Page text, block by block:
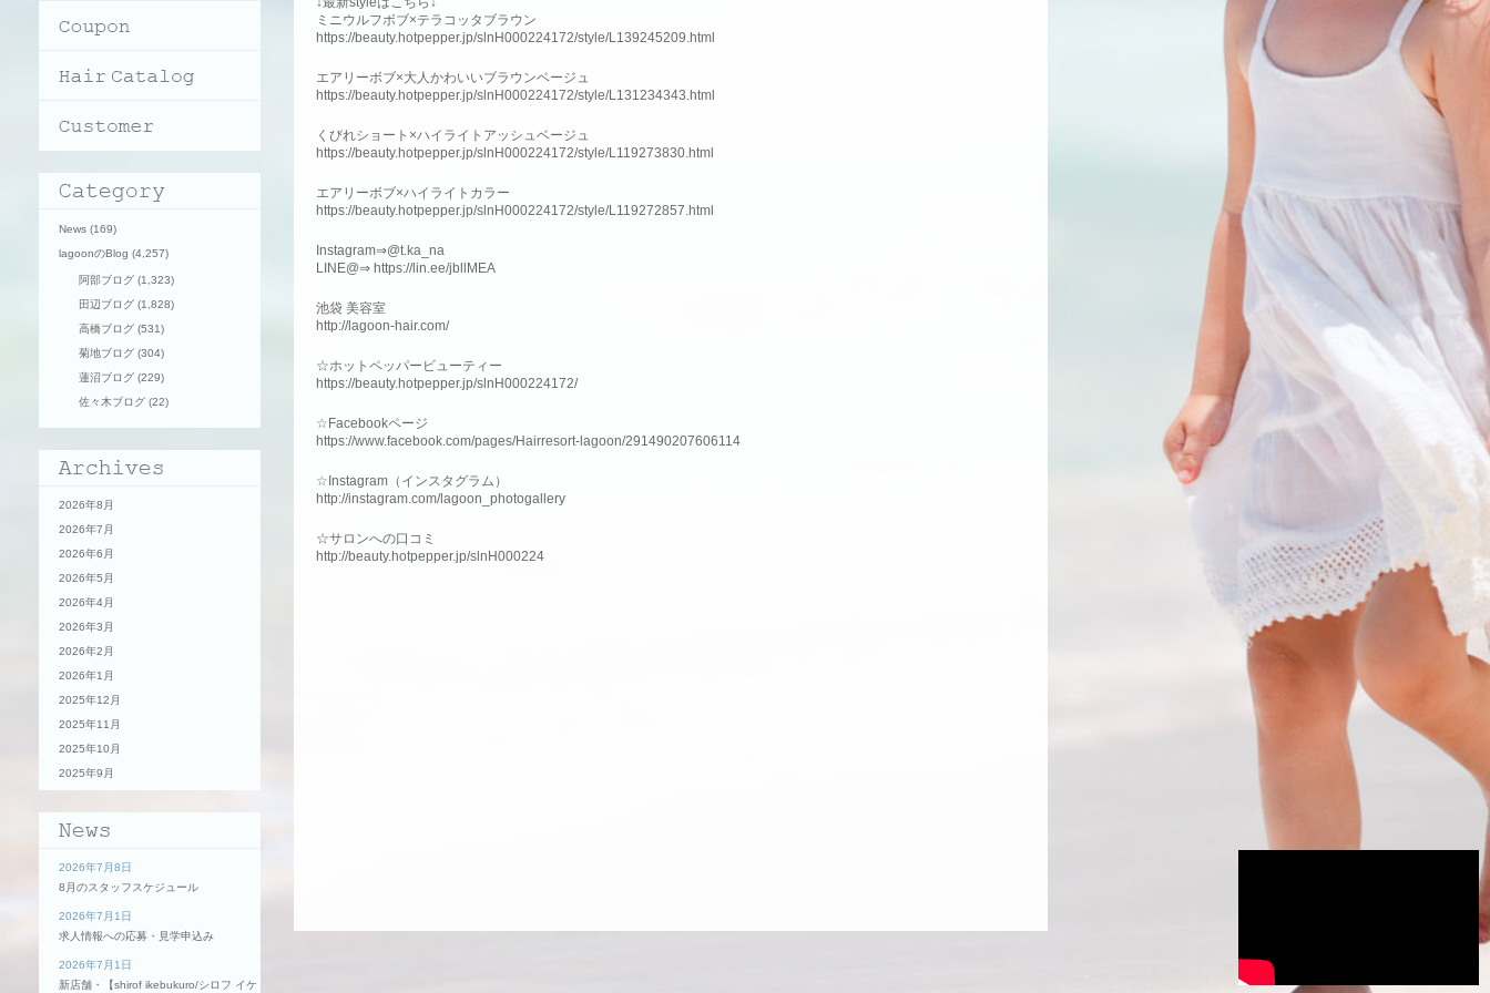
ミニウルフボブ×テラコッタブラウン
https://beauty.hotpepper.jp/slnH000224172/style/L139245209.html
エアリーボブ×大人かわいいブラウンベージュ
https://beauty.hotpepper.jp/slnH000224172/style/L131234343.html
くびれショート×ハイライトアッシュベージュ
https://beauty.hotpepper.jp/slnH000224172/style/L119273830.html
エアリーボブ×ハイライトカラー
https://beauty.hotpepper.jp/slnH000224172/style/L119272857.html
Instagram⇒@t.ka_na
LINE@⇒ https://lin.ee/jbllMEA
池袋 美容室
http://lagoon-hair.com/
☆ホットペッパービューティー
https://beauty.hotpepper.jp/slnH000224172/
☆Facebookページ
https://www.facebook.com/pages/Hairresort-lagoon/291490207606114
☆Instagram（インスタグラム）
http://instagram.com/lagoon_photogallery
☆サロンへの口コミ
http://beauty.hotpepper.jp/slnH000224
News (169)
lagoonのBlog (4,257)
阿部ブログ (1,323)
田辺ブログ (1,828)
高橋ブログ (531)
菊地ブログ (304)
蓮沼ブログ (229)
佐々木ブログ (22)
2026年8月
2026年7月
2026年6月
2026年5月
2026年4月
2026年3月
2026年2月
2026年1月
2025年12月
2025年11月
2025年10月
2025年9月
2026年7月8日
8月のスタッフスケジュール
2026年7月1日
求人情報への応募・見学申込み
2026年7月1日
新店舗・【shirof ikebukuro/シロフ イケ